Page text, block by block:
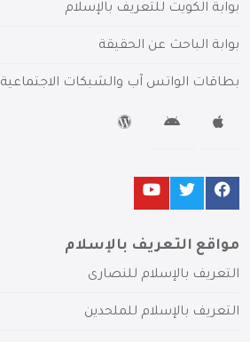
بوابة الكويت للتعريف بالإسلام
بوابة الباحث عن الحقيقة
بطاقات الواتس آب والشبكات الاجتماعية
مواقع التعريف بالإسلام
التعريف بالإسلام للنصارى
التعريف بالإسلام للملحدين